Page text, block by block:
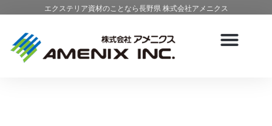
エクステリア資材のことなら長野県 株式会社アメニクス